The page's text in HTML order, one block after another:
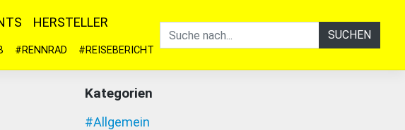
SUCHEN
HERSTELLER
#RENNRAD #REISEBERICHT
Kategorien
#Allgemein